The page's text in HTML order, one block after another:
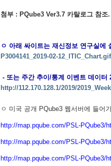
첨부 : PQube3 Ver3.7 카탈로그 참
ㅇ 아래 싸이트는 재신정보 연구실
P3004141_2019-02-
- 또는 주간 추이/통계 이벤트 데이터
http://112.170.128.1/2019/
ㅇ 미국 공개 PQube3 웹서버에 들어
http://map.pqube.com/PSL-PQube3/
http://map.pqube.com/PSL-PQube3/
http://map.pqube.com/PSL-PQube3/